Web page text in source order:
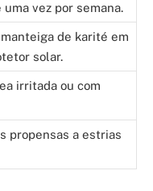
vez por semana.
de karité em
solar.
irritada ou com
propensas a estrias